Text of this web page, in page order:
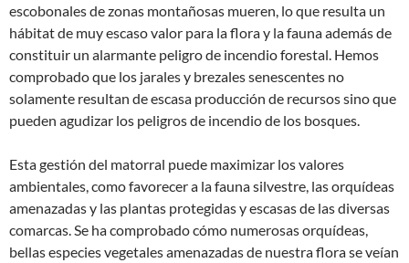
escobonales de zonas montañosas mueren, lo que resulta un
hábitat de muy escaso valor para la flora y la fauna además de
constituir un alarmante peligro de incendio forestal. Hemos
comprobado que los jarales y brezales senescentes no
solamente resultan de escasa producción de recursos sino que
pueden agudizar los peligros de incendio de los bosques.
Esta gestión del matorral puede maximizar los valores
ambientales, como favorecer a la fauna silvestre, las orquídeas
amenazadas y las plantas protegidas y escasas de las diversas
comarcas. Se ha comprobado cómo numerosas orquídeas,
bellas especies vegetales amenazadas de nuestra flora se veían